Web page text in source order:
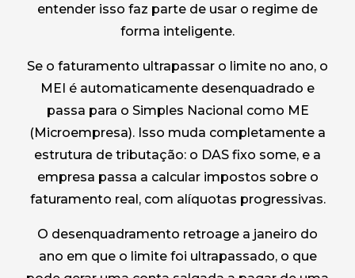
entender isso faz parte de usar o regime de
forma inteligente.
Se o faturamento ultrapassar o limite no ano, o
MEI é automaticamente desenquadrado e
passa para o Simples Nacional como ME
(Microempresa). Isso muda completamente a
estrutura de tributação: o DAS fixo some, e a
empresa passa a calcular impostos sobre o
faturamento real, com alíquotas progressivas.
O desenquadramento retroage a janeiro do
ano em que o limite foi ultrapassado, o que